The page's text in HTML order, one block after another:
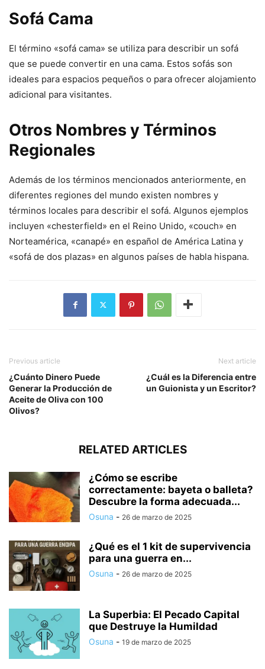
Sofá Cama
El término «sofá cama» se utiliza para describir un sofá
que se puede convertir en una cama. Estos sofás son
ideales para espacios pequeños o para ofrecer alojamiento
adicional para visitantes.
Otros Nombres y Términos
Regionales
Además de los términos mencionados anteriormente, en
diferentes regiones del mundo existen nombres y
términos locales para describir el sofá. Algunos ejemplos
incluyen «chesterfield» en el Reino Unido, «couch» en
Norteamérica, «canapé» en español de América Latina y
«sofá de dos plazas» en algunos países de habla hispana.
Previous article
¿Cuánto Dinero Puede
Generar la Producción de
Aceite de Oliva con 100
Olivos?
Next article
¿Cuál es la Diferencia entre
un Guionista y un Escritor?
RELATED ARTICLES
¿Cómo se escribe
correctamente: bayeta o balleta?
Descubre la forma adecuada...
Osuna - 26 de marzo de 2025
¿Qué es el 1 kit de supervivencia
para una guerra en...
Osuna - 26 de marzo de 2025
La Superbia: El Pecado Capital
que Destruye la Humildad
Osuna - 19 de marzo de 2025